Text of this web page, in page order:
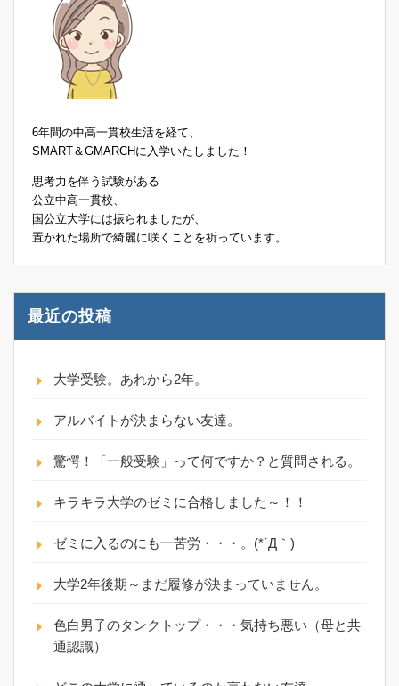
6年間の中高一貫校生活を経て、
SMART＆GMARCHに入学いたしました！
思考力を伴う試験がある
公立中高一貫校、
国公立大学には振られましたが、
置かれた場所で綺麗に咲くことを祈っています。
最近の投稿
大学受験。あれから2年。
アルバイトが決まらない友達。
驚愕！「一般受験」って何ですか？と質問される。
キラキラ大学のゼミに合格しました～！！
ゼミに入るのにも一苦労・・・。(*´Д｀)
大学2年後期～まだ履修が決まっていません。
色白男子のタンクトップ・・・気持ち悪い（母と共
通認識）